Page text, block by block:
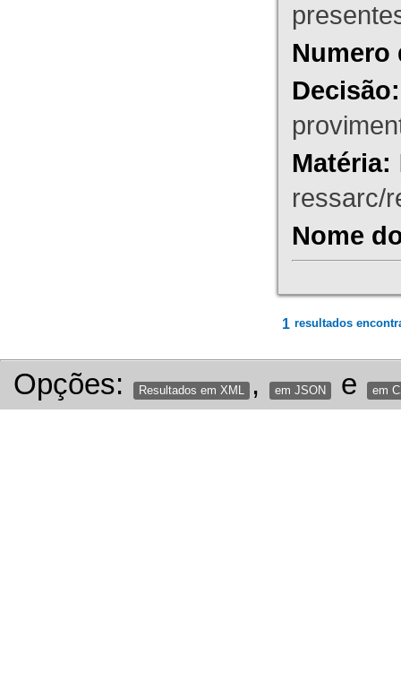
Numero
Decisão:
Matéria:
ressarc/
Nome
1 resultados
Opções: Resultados em XML , em JSON e em